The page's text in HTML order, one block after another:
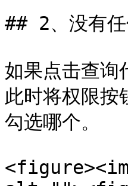
## 2、没有
如果点击查询
此时将权限按
勾选哪个。